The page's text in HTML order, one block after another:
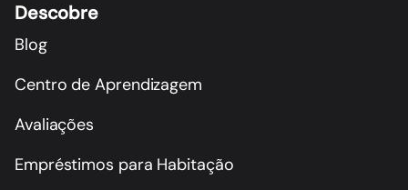
Descobre
Blog
Centro de Aprendizagem
Avaliações
Empréstimos para Habitação